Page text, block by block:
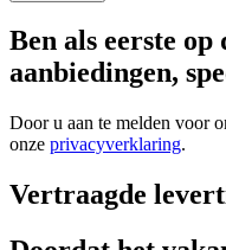
Ben als eerste op
aanbiedingen,
Door u aan te melden voor
onze privacyverklaring.
Vertraagde